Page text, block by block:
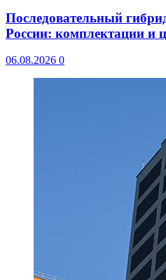
Последовательный
России: комплектации и
06.08.2026 0